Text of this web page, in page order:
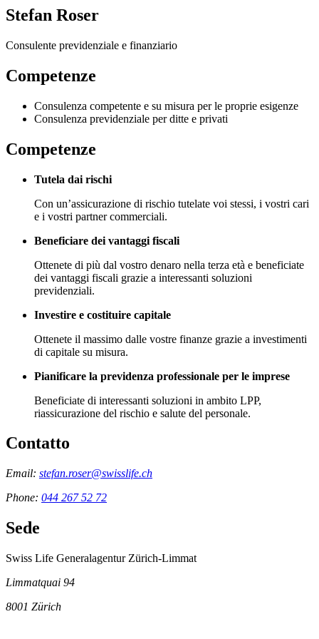
Stefan Roser
Consulente previdenziale e finanziario
Competenze
Consulenza competente e su misura per le proprie esigenze
Consulenza previdenziale per ditte e privati
Competenze
Tutela dai rischi
Con un’assicurazione di rischio tutelate voi stessi, i vostri cari
e i vostri partner commerciali.
Beneficiare dei vantaggi fiscali
Ottenete di più dal vostro denaro nella terza età e beneficiate
dei vantaggi fiscali grazie a interessanti soluzioni
previdenziali.
Investire e costituire capitale
Ottenete il massimo dalle vostre finanze grazie a investimenti
di capitale su misura.
Pianificare la previdenza professionale per le imprese
Beneficiate di interessanti soluzioni in ambito LPP,
riassicurazione del rischio e salute del personale.
Contatto
Email: stefan.roser@swisslife.ch
Phone: 044 267 52 72
Sede
Swiss Life Generalagentur Zürich-Limmat
Limmatquai 94
8001 Zürich